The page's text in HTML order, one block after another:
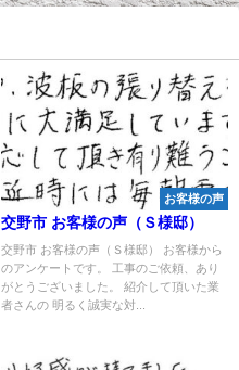
お客様の声
交野市 お客様の声（Ｓ様邸）
交野市 お客様の声（Ｓ様邸） お客様から
のアンケートです。 工事のご依頼、あり
がとうございました。 紹介して頂いた業
者さんの 明るく誠実な対...